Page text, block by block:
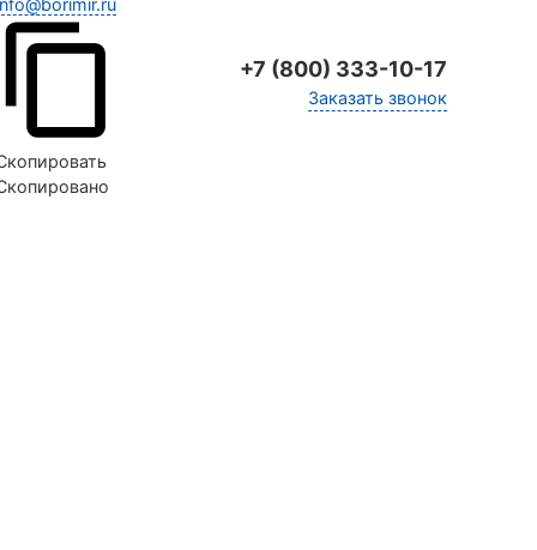
+7 (800) 333-10-17
Заказать звонок